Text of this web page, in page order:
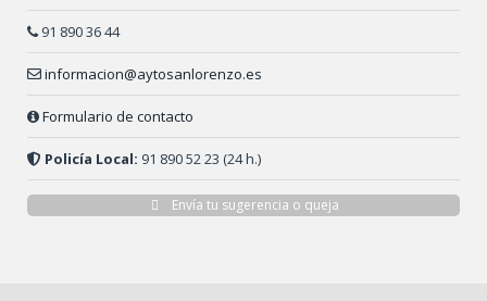
91 890 36 44
informacion@aytosanlorenzo.es
Formulario de contacto
Policía Local: 91 890 52 23 (24 h.)
Envía tu sugerencia o queja